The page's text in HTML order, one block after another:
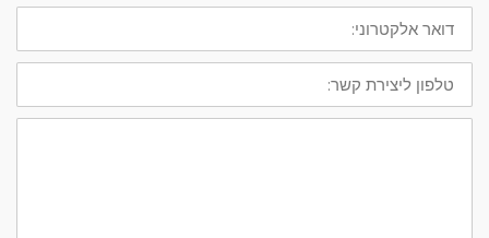
דואר
אלקטרוני:
טלפון
ליצירת
קשר:
ההודעה